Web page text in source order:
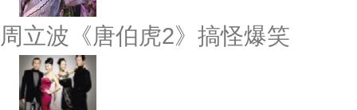
周立波《唐伯虎2》搞怪爆笑